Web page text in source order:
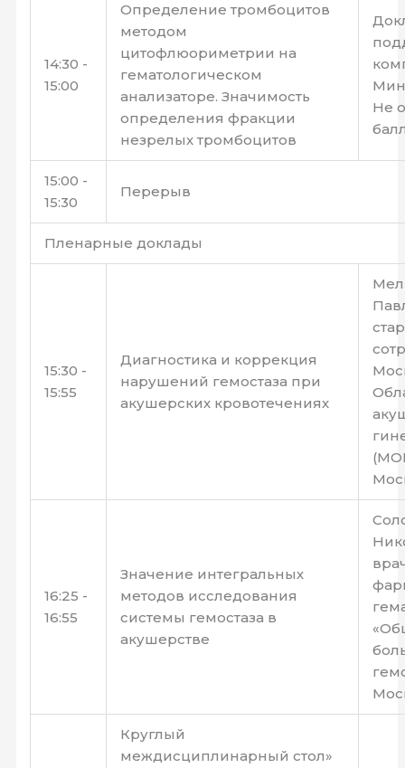
14:30 -
15:00
Определение тромбоцитов
методом
цитофлюориметрии на
гематологическом
анализаторе. Значимость
определения фракции
незрелых тромбоцитов
Не
15:00 -
15:30
Перерыв
Пленарные доклады
15:30 -
15:55
Диагностика и коррекция
нарушений гемостаза при
акушерских кровотечениях
16:25 -
16:55
Значение интегральных
методов исследования
системы гемостаза в
акушерстве
Круглый
междисциплинарный стол»